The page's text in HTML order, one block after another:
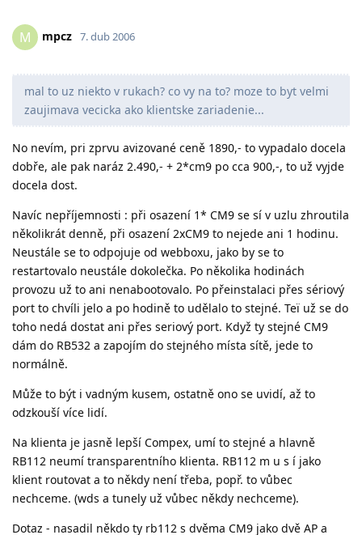
M mpcz 7. dub 2006
mal to uz niekto v rukach? co vy na to? moze to byt velmi
zaujimava vecicka ako klientske zariadenie...
No nevím, pri zprvu avizované ceně 1890,- to vypadalo docela
dobře, ale pak naráz 2.490,- + 2*cm9 po cca 900,-, to už vyjde
docela dost.
Navíc nepříjemnosti : při osazení 1* CM9 se sí v uzlu zhroutila
několikrát denně, při osazení 2xCM9 to nejede ani 1 hodinu.
Neustále se to odpojuje od webboxu, jako by se to
restartovalo neustále dokolečka. Po několika hodinách
provozu už to ani nenabootovalo. Po přeinstalaci přes sériový
port to chvíli jelo a po hodině to udělalo to stejné. Teï už se do
toho nedá dostat ani přes seriový port. Když ty stejné CM9
dám do RB532 a zapojím do stejného místa sítě, jede to
normálně.
Může to být i vadným kusem, ostatně ono se uvidí, až to
odzkouší více lidí.
Na klienta je jasně lepší Compex, umí to stejné a hlavně
RB112 neumí transparentního klienta. RB112 m u s í jako
klient routovat a to někdy není třeba, popř. to vůbec
nechceme. (wds a tunely už vůbec někdy nechceme).
Dotaz - nasadil někdo ty rb112 s dvěma CM9 jako dvě AP a